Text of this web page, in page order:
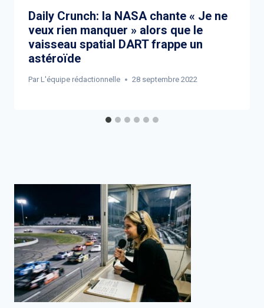
Daily Crunch: la NASA chante « Je ne
veux rien manquer » alors que le
vaisseau spatial DART frappe un
astéroïde
Par L'équipe rédactionnelle 28 septembre 2022